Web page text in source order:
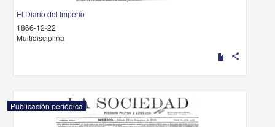
El Diario del Imperio
1866-12-22
Multidisciplina
share
Publicación periódica